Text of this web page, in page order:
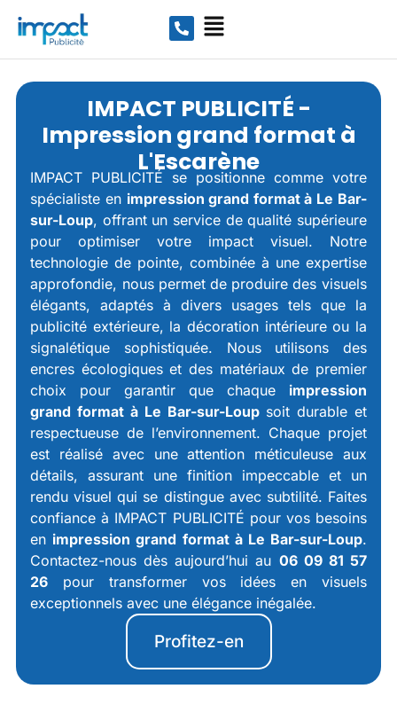
IMPACT PUBLICITÉ -
Impression grand format à
L'Escarène
IMPACT PUBLICITÉ se positionne comme votre
spécialiste en impression grand format à Le Bar-
sur-Loup, offrant un service de qualité supérieure
pour optimiser votre impact visuel. Notre
technologie de pointe, combinée à une expertise
approfondie, nous permet de produire des visuels
élégants, adaptés à divers usages tels que la
publicité extérieure, la décoration intérieure ou la
signalétique sophistiquée. Nous utilisons des
encres écologiques et des matériaux de premier
choix pour garantir que chaque impression
grand format à Le Bar-sur-Loup soit durable et
respectueuse de l’environnement. Chaque projet
est réalisé avec une attention méticuleuse aux
détails, assurant une finition impeccable et un
rendu visuel qui se distingue avec subtilité. Faites
confiance à IMPACT PUBLICITÉ pour vos besoins
en impression grand format à Le Bar-sur-Loup.
Contactez-nous dès aujourd’hui au 06 09 81 57
26 pour transformer vos idées en visuels
exceptionnels avec une élégance inégalée.
Profitez-en